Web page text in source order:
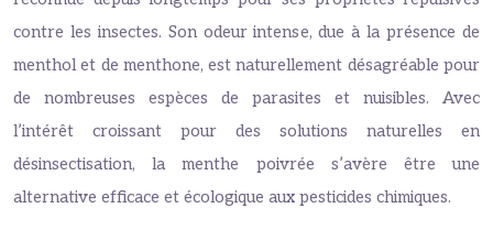
contre les insectes. Son odeur intense, due à la présence de
menthol et de menthone, est naturellement désagréable pour
de nombreuses espèces de parasites et nuisibles. Avec
l’intérêt croissant pour des solutions naturelles en
désinsectisation, la menthe poivrée s’avère être une
alternative efficace et écologique aux pesticides chimiques.